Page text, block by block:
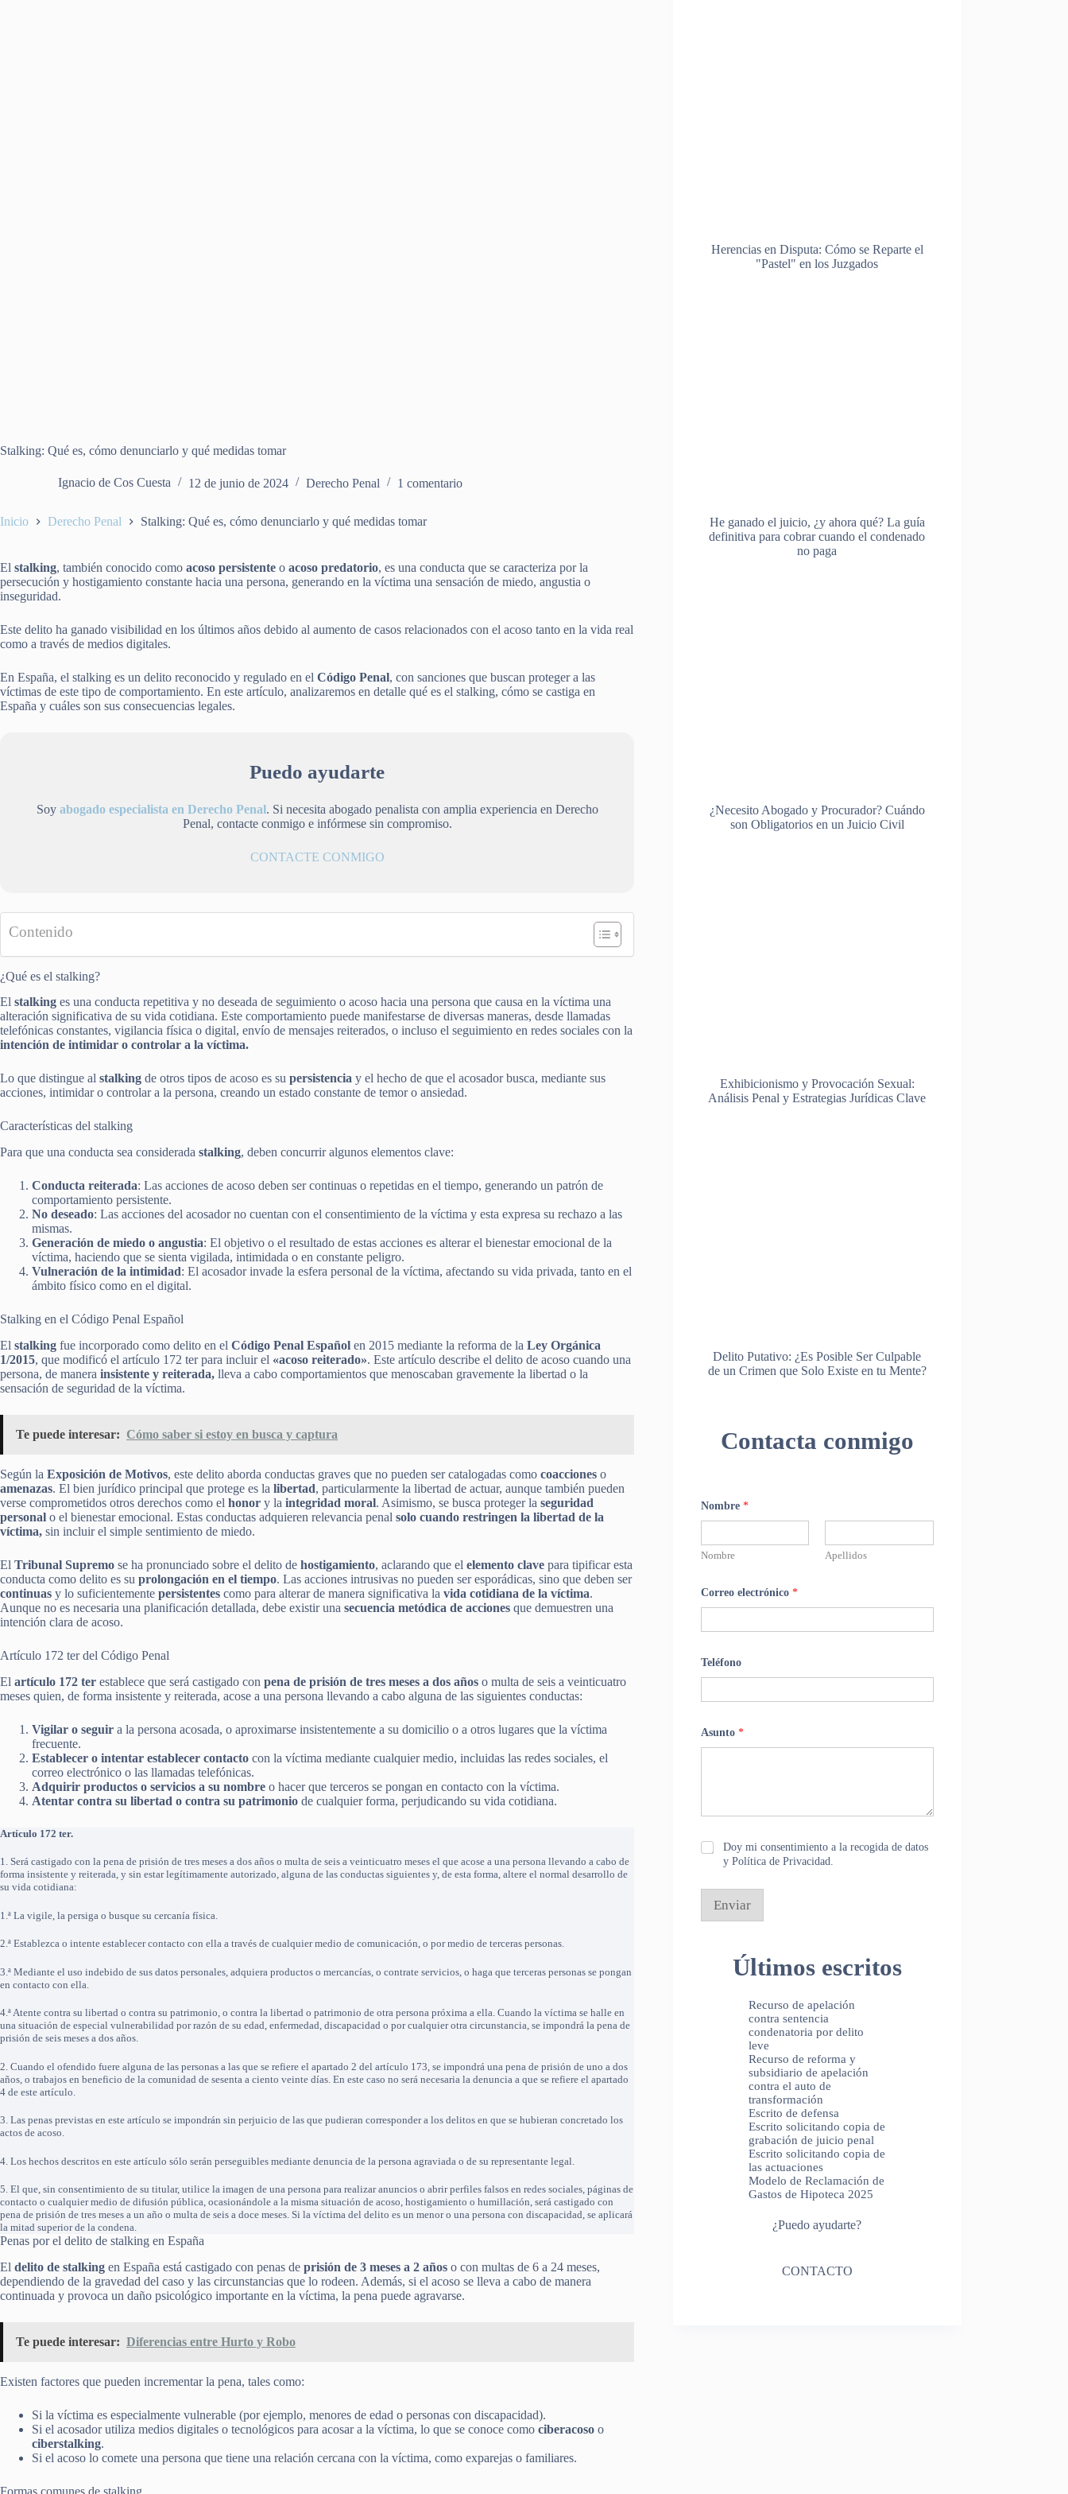
Stalking: Qué es, cómo denunciarlo y qué medidas tomar
Ignacio de Cos Cuesta 12 de junio de 2024 Derecho Penal 1 comentario
Inicio Derecho Penal Stalking: Qué es, cómo denunciarlo y qué medidas tomar
El stalking, también conocido como acoso persistente o acoso predatorio, es una conducta que se caracteriza por la
persecución y hostigamiento constante hacia una persona, generando en la víctima una sensación de miedo, angustia o
inseguridad.
Este delito ha ganado visibilidad en los últimos años debido al aumento de casos relacionados con el acoso tanto en la vida real
como a través de medios digitales.
En España, el stalking es un delito reconocido y regulado en el Código Penal, con sanciones que buscan proteger a las
víctimas de este tipo de comportamiento. En este artículo, analizaremos en detalle qué es el stalking, cómo se castiga en
España y cuáles son sus consecuencias legales.
Puedo ayudarte
Soy abogado especialista en Derecho Penal. Si necesita abogado penalista con amplia experiencia en Derecho
Penal, contacte conmigo e infórmese sin compromiso.
CONTACTE CONMIGO
Contenido
¿Qué es el stalking?
El stalking es una conducta repetitiva y no deseada de seguimiento o acoso hacia una persona que causa en la víctima una
alteración significativa de su vida cotidiana. Este comportamiento puede manifestarse de diversas maneras, desde llamadas
telefónicas constantes, vigilancia física o digital, envío de mensajes reiterados, o incluso el seguimiento en redes sociales con la
intención de intimidar o controlar a la víctima.
Lo que distingue al stalking de otros tipos de acoso es su persistencia y el hecho de que el acosador busca, mediante sus
acciones, intimidar o controlar a la persona, creando un estado constante de temor o ansiedad.
Características del stalking
Para que una conducta sea considerada stalking, deben concurrir algunos elementos clave:
Conducta reiterada: Las acciones de acoso deben ser continuas o repetidas en el tiempo, generando un patrón de
comportamiento persistente.
No deseado: Las acciones del acosador no cuentan con el consentimiento de la víctima y esta expresa su rechazo a las
mismas.
Generación de miedo o angustia: El objetivo o el resultado de estas acciones es alterar el bienestar emocional de la
víctima, haciendo que se sienta vigilada, intimidada o en constante peligro.
Vulneración de la intimidad: El acosador invade la esfera personal de la víctima, afectando su vida privada, tanto en el
ámbito físico como en el digital.
Stalking en el Código Penal Español
El stalking fue incorporado como delito en el Código Penal Español en 2015 mediante la reforma de la Ley Orgánica
1/2015, que modificó el artículo 172 ter para incluir el «acoso reiterado». Este artículo describe el delito de acoso cuando una
persona, de manera insistente y reiterada, lleva a cabo comportamientos que menoscaban gravemente la libertad o la
sensación de seguridad de la víctima.
Te puede interesar: Cómo saber si estoy en busca y captura
Según la Exposición de Motivos, este delito aborda conductas graves que no pueden ser catalogadas como coacciones o
amenazas. El bien jurídico principal que protege es la libertad, particularmente la libertad de actuar, aunque también pueden
verse comprometidos otros derechos como el honor y la integridad moral. Asimismo, se busca proteger la seguridad
personal o el bienestar emocional. Estas conductas adquieren relevancia penal solo cuando restringen la libertad de la
víctima, sin incluir el simple sentimiento de miedo.
El Tribunal Supremo se ha pronunciado sobre el delito de hostigamiento, aclarando que el elemento clave para tipificar esta
conducta como delito es su prolongación en el tiempo. Las acciones intrusivas no pueden ser esporádicas, sino que deben ser
continuas y lo suficientemente persistentes como para alterar de manera significativa la vida cotidiana de la víctima.
Aunque no es necesaria una planificación detallada, debe existir una secuencia metódica de acciones que demuestren una
intención clara de acoso.
Artículo 172 ter del Código Penal
El artículo 172 ter establece que será castigado con pena de prisión de tres meses a dos años o multa de seis a veinticuatro
meses quien, de forma insistente y reiterada, acose a una persona llevando a cabo alguna de las siguientes conductas:
Vigilar o seguir a la persona acosada, o aproximarse insistentemente a su domicilio o a otros lugares que la víctima
frecuente.
Establecer o intentar establecer contacto con la víctima mediante cualquier medio, incluidas las redes sociales, el
correo electrónico o las llamadas telefónicas.
Adquirir productos o servicios a su nombre o hacer que terceros se pongan en contacto con la víctima.
Atentar contra su libertad o contra su patrimonio de cualquier forma, perjudicando su vida cotidiana.
Artículo 172 ter.
1. Será castigado con la pena de prisión de tres meses a dos años o multa de seis a veinticuatro meses el que acose a una persona llevando a cabo de
forma insistente y reiterada, y sin estar legítimamente autorizado, alguna de las conductas siguientes y, de esta forma, altere el normal desarrollo de
su vida cotidiana:
1.ª La vigile, la persiga o busque su cercanía física.
2.ª Establezca o intente establecer contacto con ella a través de cualquier medio de comunicación, o por medio de terceras personas.
3.ª Mediante el uso indebido de sus datos personales, adquiera productos o mercancías, o contrate servicios, o haga que terceras personas se pongan
en contacto con ella.
4.ª Atente contra su libertad o contra su patrimonio, o contra la libertad o patrimonio de otra persona próxima a ella. Cuando la víctima se halle en
una situación de especial vulnerabilidad por razón de su edad, enfermedad, discapacidad o por cualquier otra circunstancia, se impondrá la pena de
prisión de seis meses a dos años.
2. Cuando el ofendido fuere alguna de las personas a las que se refiere el apartado 2 del artículo 173, se impondrá una pena de prisión de uno a dos
años, o trabajos en beneficio de la comunidad de sesenta a ciento veinte días. En este caso no será necesaria la denuncia a que se refiere el apartado
4 de este artículo.
3. Las penas previstas en este artículo se impondrán sin perjuicio de las que pudieran corresponder a los delitos en que se hubieran concretado los
actos de acoso.
4. Los hechos descritos en este artículo sólo serán perseguibles mediante denuncia de la persona agraviada o de su representante legal.
5. El que, sin consentimiento de su titular, utilice la imagen de una persona para realizar anuncios o abrir perfiles falsos en redes sociales, páginas de
contacto o cualquier medio de difusión pública, ocasionándole a la misma situación de acoso, hostigamiento o humillación, será castigado con
pena de prisión de tres meses a un año o multa de seis a doce meses. Si la víctima del delito es un menor o una persona con discapacidad, se aplicará
la mitad superior de la condena.
Penas por el delito de stalking en España
El delito de stalking en España está castigado con penas de prisión de 3 meses a 2 años o con multas de 6 a 24 meses,
dependiendo de la gravedad del caso y las circunstancias que lo rodeen. Además, si el acoso se lleva a cabo de manera
continuada y provoca un daño psicológico importante en la víctima, la pena puede agravarse.
Te puede interesar: Diferencias entre Hurto y Robo
Existen factores que pueden incrementar la pena, tales como:
Si la víctima es especialmente vulnerable (por ejemplo, menores de edad o personas con discapacidad).
Si el acosador utiliza medios digitales o tecnológicos para acosar a la víctima, lo que se conoce como ciberacoso o
ciberstalking.
Si el acoso lo comete una persona que tiene una relación cercana con la víctima, como exparejas o familiares.
Herencias en Disputa: Cómo se Reparte el
"Pastel" en los Juzgados
He ganado el juicio, ¿y ahora qué? La guía
definitiva para cobrar cuando el condenado
no paga
¿Necesito Abogado y Procurador? Cuándo
son Obligatorios en un Juicio Civil
Exhibicionismo y Provocación Sexual:
Análisis Penal y Estrategias Jurídicas Clave
Delito Putativo: ¿Es Posible Ser Culpable
de un Crimen que Solo Existe en tu Mente?
Contacta conmigo
Nombre *
Nombre Apellidos
Correo electrónico *
Teléfono
Asunto *
Doy mi consentimiento a la recogida de datos
y Política de Privacidad.
Enviar
Últimos escritos
Recurso de apelación
contra sentencia
condenatoria por delito
leve
Recurso de reforma y
subsidiario de apelación
contra el auto de
transformación
Escrito de defensa
Escrito solicitando copia de
grabación de juicio penal
Escrito solicitando copia de
las actuaciones
Modelo de Reclamación de
Gastos de Hipoteca 2025
¿Puedo ayudarte?
CONTACTO